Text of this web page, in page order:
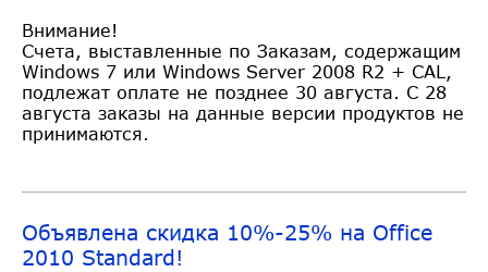
Внимание!
Счета, выставленные по Заказам, содержащим
Windows 7 или Windows Server 2008 R2 + CAL,
подлежат оплате не позднее 30 августа. С 28
августа заказы на данные версии продуктов не
принимаются.
Объявлена скидка 10%-25% на Office
2010 Standard!